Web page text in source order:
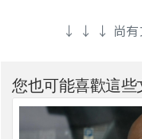
↓ ↓ ↓ 尚有
您也可能喜歡這些